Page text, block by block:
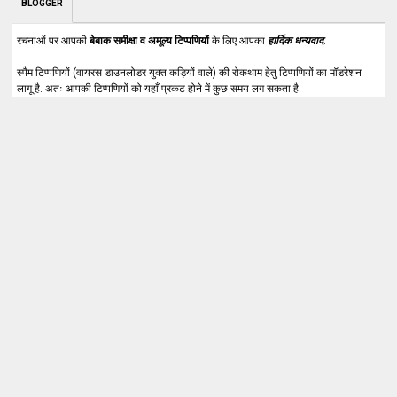
BLOGGER
रचनाओं पर आपकीबेबाक समीक्षा व अमूल्य टिप्पणियोंके लिए आपका हार्दिक धन्यवाद.
स्पैम टिप्पणियों (वायरस डाउनलोडर युक्त कड़ियों वाले) की रोकथाम हेतु टिप्पणियों का मॉडरेशन
लागू है. अतः आपकी टिप्पणियों को यहाँ प्रकट होने में कुछ समय लग सकता है.